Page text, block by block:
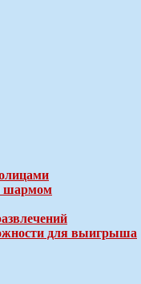
шармом
для выигрыша